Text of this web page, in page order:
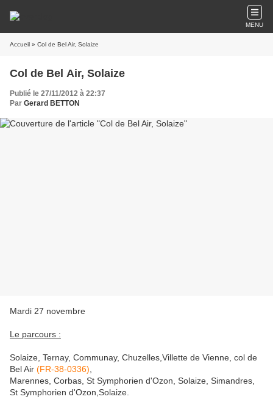
MENU
Accueil » Col de Bel Air, Solaize
Col de Bel Air, Solaize
Publié le 27/11/2012 à 22:37
Par Gerard BETTON
Mardi 27 novembre
Le parcours :
Solaize, Ternay, Communay, Chuzelles,Villette de Vienne, col de
Bel Air (FR-38-0336)
Marennes, Corbas, St Symphorien d'Ozon, Solaize, Simandres,
St Symphorien d'Ozon,Solaize.